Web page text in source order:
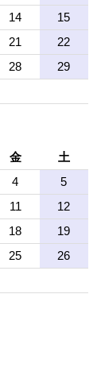
14
15
21
22
28
29
金
土
4
5
11
12
18
19
25
26